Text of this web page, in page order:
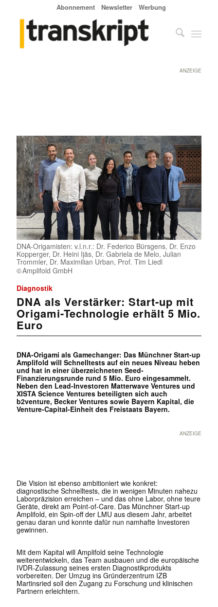
Abonnement Newsletter Werbung
ANZEIGE
DNA-Origamisten: v.l.n.r.: Dr. Federico Bürsgens, Dr. Enzo
Kopperger, Dr. Heini Ijäs, Dr. Gabriela de Melo, Julian
Trommler, Dr. Maximilian Urban, Prof. Tim Liedl
Amplifold GmbH
Diagnostik
DNA als Verstärker: Start-up mit
Origami-Technologie erhält 5 Mio.
Euro
DNA-Origami als Gamechanger: Das Münchner Start-up
Amplifold will Schnelltests auf ein neues Niveau heben
und hat in einer überzeichneten Seed-
Finanzierungsrunde rund 5 Mio. Euro eingesammelt.
Neben den Lead-Investoren Matterwave Ventures und
XISTA Science Ventures beteiligten sich auch
b2venture, Becker Ventures sowie Bayern Kapital, die
Venture-Capital-Einheit des Freistaats Bayern.
ANZEIGE
Die Vision ist ebenso ambitioniert wie konkret:
diagnostische Schnelltests, die in wenigen Minuten nahezu
Laborpräzision erreichen – und das ohne Labor, ohne teure
Geräte, direkt am Point-of-Care. Das Münchner Start-up
Amplifold, ein Spin-off der LMU aus diesem Jahr, arbeitet
genau daran und konnte dafür nun namhafte Investoren
gewinnen.
Mit dem Kapital will Amplifold seine Technologie
weiterentwickeln, das Team ausbauen und die europäische
IVDR-Zulassung seines ersten Diagnostikprodukts
vorbereiten. Der Umzug ins Gründerzentrum IZB
Martinsried soll den Zugang zu Forschung und klinischen
Partnern erleichtern.